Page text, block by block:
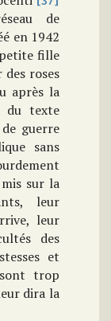
de
en 1942
fille
roses
après la
du texte
guerre
sans
sur la
leur
leur
des
et
trop
dira la